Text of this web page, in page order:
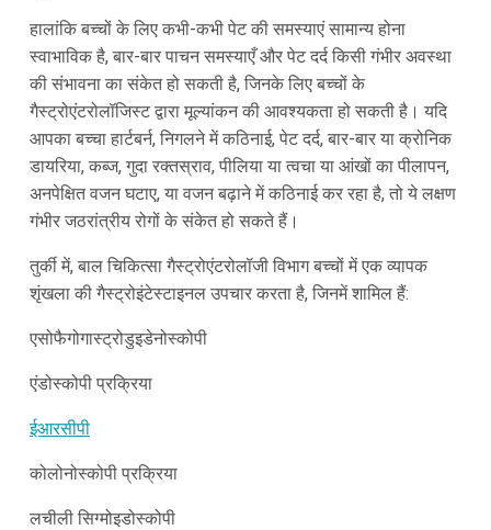
हालांकि बच्चों के लिए कभी-कभी पेट की समस्याएं सामान्य होना
स्वाभाविक है, बार-बार पाचन समस्याएँ और पेट दर्द किसी गंभीर अवस्था
की संभावना का संकेत हो सकती है, जिनके लिए बच्चों के
गैस्ट्रोएंटरोलॉजिस्ट द्वारा मूल्यांकन की आवश्यकता हो सकती है। यदि
आपका बच्चा हार्टबर्न, निगलने में कठिनाई, पेट दर्द, बार-बार या क्रोनिक
डायरिया, कब्ज, गुदा रक्तस्राव, पीलिया या त्वचा या आंखों का पीलापन,
अनपेक्षित वजन घटाए, या वजन बढ़ाने में कठिनाई कर रहा है, तो ये लक्षण
गंभीर जठरांत्रीय रोगों के संकेत हो सकते हैं।
तुर्की में, बाल चिकित्सा गैस्ट्रोएंटरोलॉजी विभाग बच्चों में एक व्यापक
शृंखला की गैस्ट्रोइंटेस्टाइनल उपचार करता है, जिनमें शामिल हैं:
एसोफैगोगास्ट्रोडुइडेनोस्कोपी
एंडोस्कोपी प्रक्रिया
ईआरसीपी
कोलोनोस्कोपी प्रक्रिया
लचीली सिग्मोइडोस्कोपी